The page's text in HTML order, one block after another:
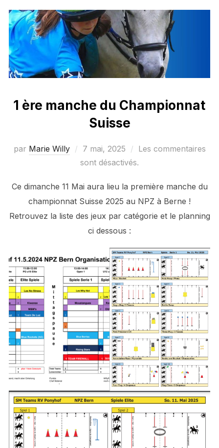
1 ère manche du Championnat
Suisse
par Marie Willy
Publié
le
7 mai, 2025
Les commentaires
sont désactivés.
Ce dimanche 11 Mai aura lieu la première manche du
championnat Suisse 2025 au NPZ à Berne !
Retrouvez la liste des jeux par catégorie et le planning
ci dessous :